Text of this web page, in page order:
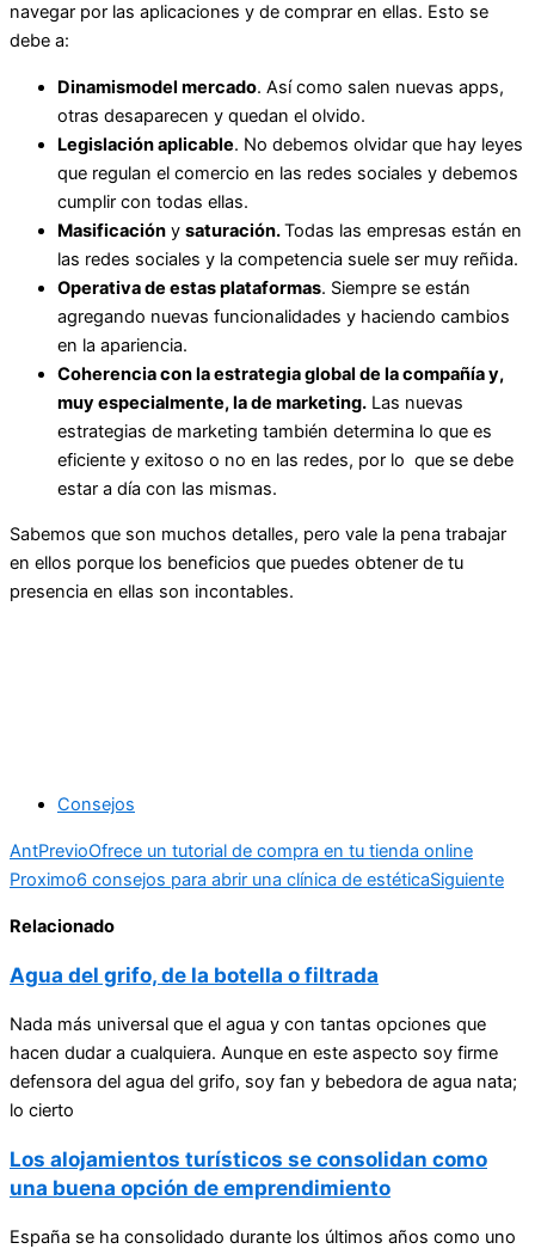
navegar por las aplicaciones y de comprar en ellas. Esto se
debe a:
Dinamismodel mercado. Así como salen nuevas apps,
otras desaparecen y quedan el olvido.
Legislaciónaplicable. No debemos olvidar que hay leyes
que regulan el comercio en las redes sociales y debemos
cumplir con todas ellas.
Masificación y saturación.Todas las empresas están en
las redes sociales y la competencia suele ser muy reñida.
Operativade estas plataformas. Siempre se están
agregando nuevas funcionalidades y haciendo cambios
en la apariencia.
Coherenciacon la estrategia global de la compañía y,
muy especialmente, la de marketing. Las nuevas
estrategias de marketing también determina lo que es
eficiente y exitoso o no en las redes, por lo que se debe
estar a día con las mismas.
Sabemos que son muchos detalles, pero vale la pena trabajar
en ellos porque los beneficios que puedes obtener de tu
presencia en ellas son incontables.
Consejos
AntPrevioOfrece un tutorial de compra en tu tienda online
Proximo6 consejos para abrir una clínica de estéticaSiguiente
Relacionado
Agua del grifo, de la botella o filtrada
Nada más universal que el agua y con tantas opciones que
hacen dudar a cualquiera. Aunque en este aspecto soy firme
defensora del agua del grifo, soy fan y bebedora de agua nata;
lo cierto
Los alojamientos turísticos se consolidan como
una buena opción de emprendimiento
España se ha consolidado durante los últimos años como uno